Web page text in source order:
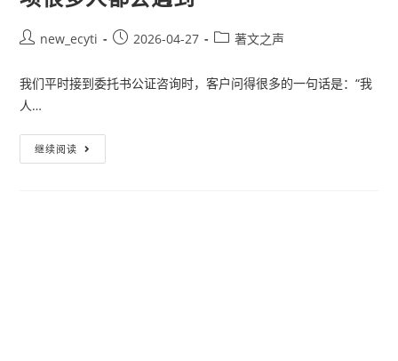
new_ecyti 2026-04-27 著文之声
我们平时接到委托书公证咨询时，客户问得很多的一句话是：“我
人…
继续阅读